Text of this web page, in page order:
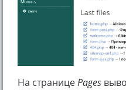
На страницеPages